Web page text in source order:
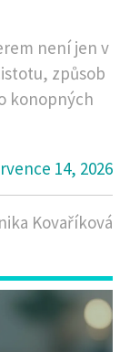
není jen v
způsob
konopných
14, 2026
Kovaříková